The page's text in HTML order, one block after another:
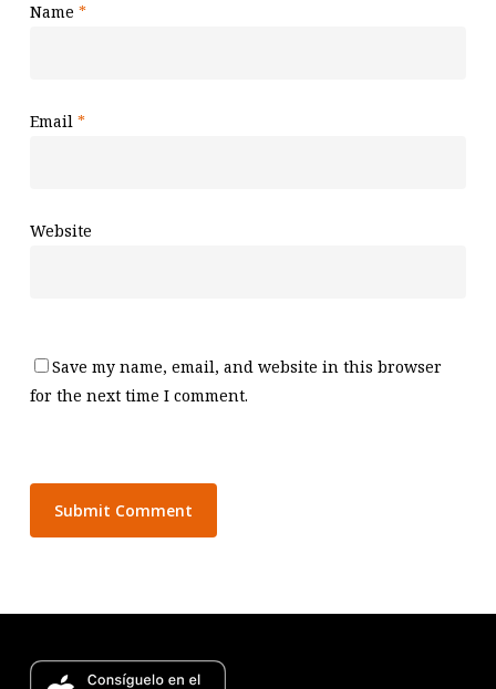
Name *
Email *
Website
Save my name, email, and website in this browser
for the next time I comment.